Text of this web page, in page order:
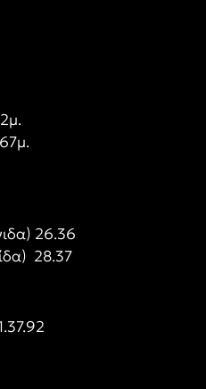
26.36
28.37